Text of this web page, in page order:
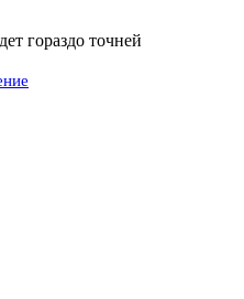
гораздо точней